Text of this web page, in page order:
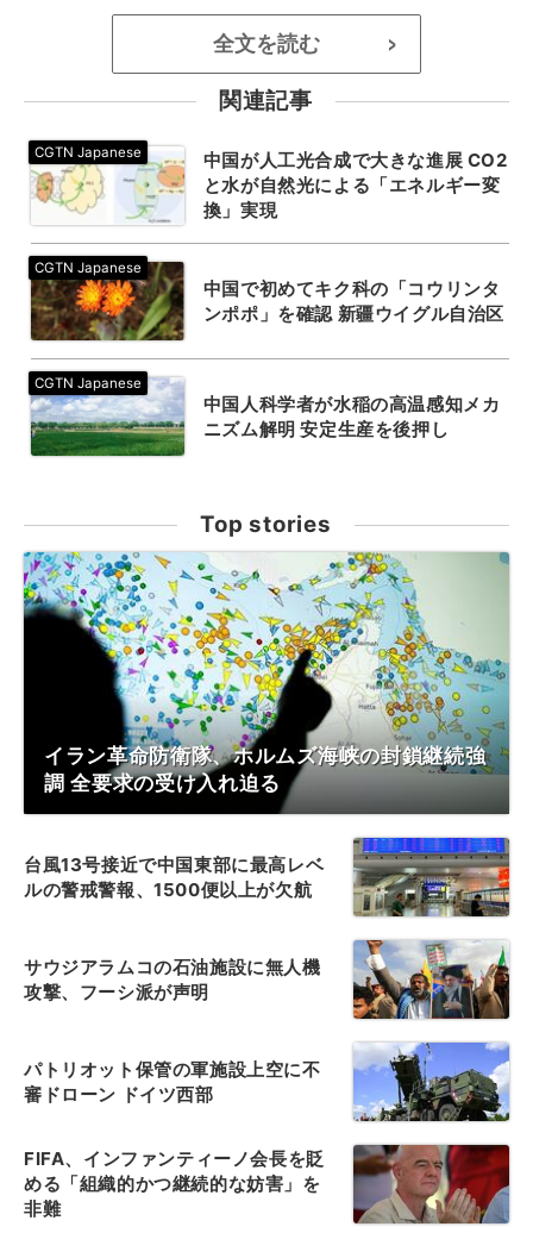
全文を読む >
関連記事
中国が人工光合成で大きな進展 CO2
と水が自然光による「エネルギー変
換」実現
中国で初めてキク科の「コウリンタ
ンポポ」を確認 新疆ウイグル自治区
中国人科学者が水稲の高温感知メカ
ニズム解明 安定生産を後押し
Top stories
イラン革命防衛隊、ホルムズ海峡の封鎖継続強
調 全要求の受け入れ迫る
台風13号接近で中国東部に最高レベ
ルの警戒警報、1500便以上が欠航
サウジアラムコの石油施設に無人機
攻撃、フーシ派が声明
パトリオット保管の軍施設上空に不
審ドローン ドイツ西部
FIFA、インファンティーノ会長を貶
める「組織的かつ継続的な妨害」を
非難